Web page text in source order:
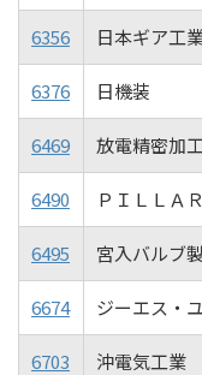
6356 日本ギア工
6376 日機装
6469 放電精密加
6490 ＰＩＬＬＡＲ
6495 宮入バルブ
6674 ジーエス・
6703 沖電気工業